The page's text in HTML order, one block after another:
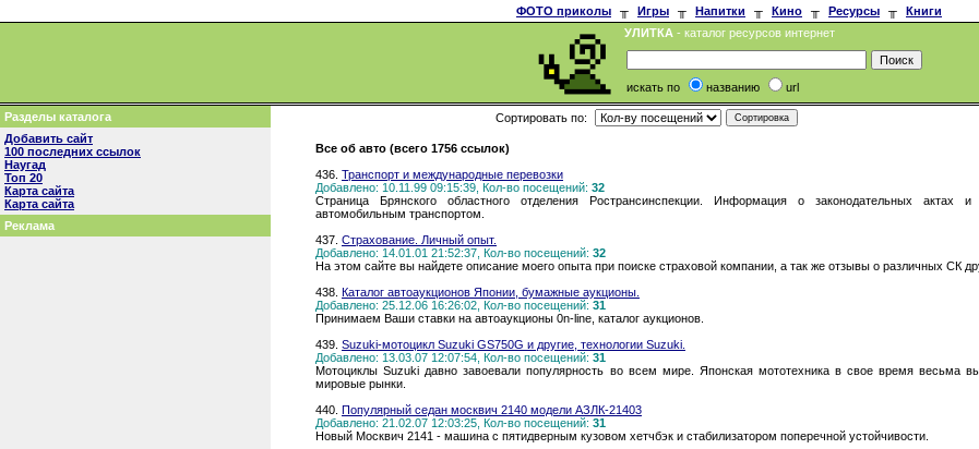
ФОТО приколы ╥ Игры ╥ Напитки ╥ Кино ╥ Ресурсы ╥
Книги
УЛИТКА - каталог ресурсов интернет
искать по названию url
Разделы каталога
Добавить сайт
100 последних ссылок
Наугад
Топ 20
Карта сайта
Карта сайта
Реклама
Сортировать по:
Все об авто (всего 1756 ссылок)
436. Транспорт и международные перевозки
Добавлено: 10.11.99 09:15:39, Кол-во посещений: 32
Страница Брянского областного отделения Ространсинспекции. Информация о законодательных актах
автомобильным транспортом.
437. Страхование. Личный опыт.
Добавлено: 14.01.01 21:52:37, Кол-во посещений: 32
На этом сайте вы найдете описание моего опыта при поиске страховой компании, а так же отзывы о различных СК
438. Каталог автоаукционов Японии, бумажные аукционы.
Добавлено: 25.12.06 16:26:02, Кол-во посещений: 31
Принимаем Ваши ставки на автоаукционы 0n-line, каталог аукционов.
439. Suzuki-мотоцикл Suzuki GS750G и другие, технологии Suzuki.
Добавлено: 13.03.07 12:07:54, Кол-во посещений: 31
Мотоциклы Suzuki давно завоевали популярность во всем мире. Японская мототехника в свое время весьма
мировые рынки.
440. Популярный седан москвич 2140 модели АЗЛК-21403
Добавлено: 21.02.07 12:03:25, Кол-во посещений: 31
Новый Москвич 2141 - машина с пятидверным кузовом хетчбэк и стабилизатором поперечной устойчивости.